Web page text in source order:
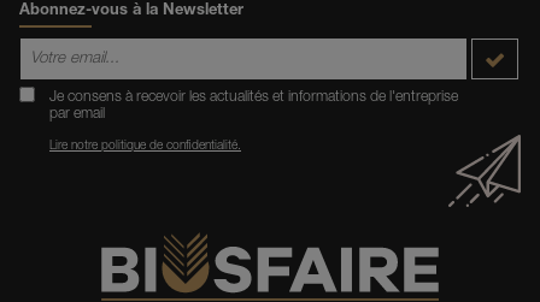
Abonnez-vous à la Newsletter
Je consens à recevoir les actualités et informations de l'entreprise
par email
Lire notre politique de confidentialité.